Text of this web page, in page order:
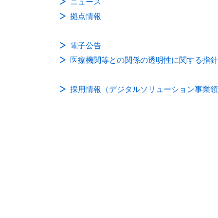
ニュース
拠点情報
電子公告
医療機関等との関係の透明性に関する指針
採用情報（デジタルソリューション事業